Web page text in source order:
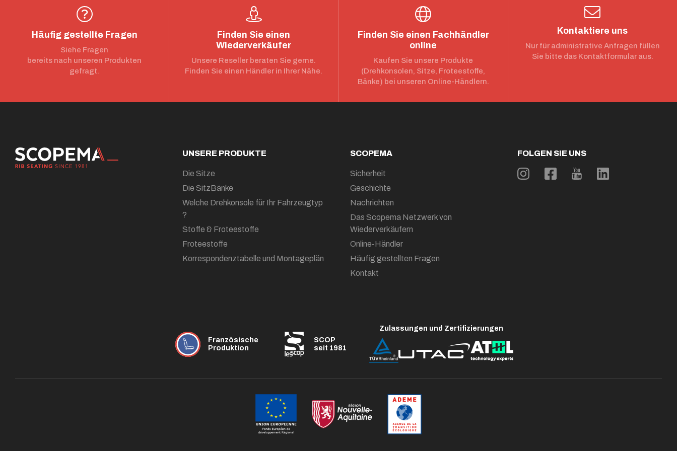
Häufig gestellte Fragen
Siehe Fragen
bereits nach unseren Produkten
gefragt.
Finden Sie einen
Wiederverkäufer
Unsere Reseller beraten Sie gerne.
Finden Sie einen Händler in Ihrer Nähe.
Finden Sie einen Fachhändler
online
Kaufen Sie unsere Produkte
(Drehkonsolen, Sitze, Froteestoffe,
Bänke) bei unseren Online-Händlern.
Kontaktiere uns
Nur für administrative Anfragen füllen
Sie bitte das Kontaktformular aus.
UNSERE PRODUKTE
Die Sitze
Die SitzBänke
Welche Drehkonsole für Ihr Fahrzeugtyp
?
Stoffe & Froteestoffe
Froteestoffe
Korrespondenztabelle und Montageplän
SCOPEMA
Sicherheit
Geschichte
Nachrichten
Das Scopema Netzwerk von
Wiederverkäufern
Online-Händler
Häufig gestellten Fragen
Kontakt
FOLGEN SIE UNS
Französische
Produktion
SCOP
seit 1981
Zulassungen und Zertifizierungen